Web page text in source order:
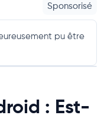
Sponsorisé
pu être
: Est-